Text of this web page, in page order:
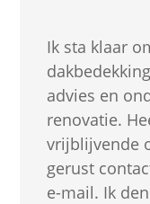
Ik sta klaar
advies en
renovatie.
vrijblijvende
gerust
e-mail. Ik